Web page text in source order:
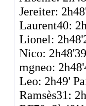
Jereiter:
Laurent40:
Lionel:
Nico:
mgneo:
Leo: 2h49'
Ramsès31: